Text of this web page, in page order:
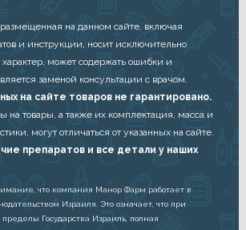
на данном сайте, включая
и инструкции, носит исключительно
может содержать ошибки и
заменой консультации с врачом.
на сайте товаров не гарантировано.
на товары, а также их комплектация, масса и
могут отличаться от указанных на сайте.
препаратов и все детали у наших
что компания Манор Фарм работает в
Израиля. Это означает, что при
пределы Государства Израиль, полная